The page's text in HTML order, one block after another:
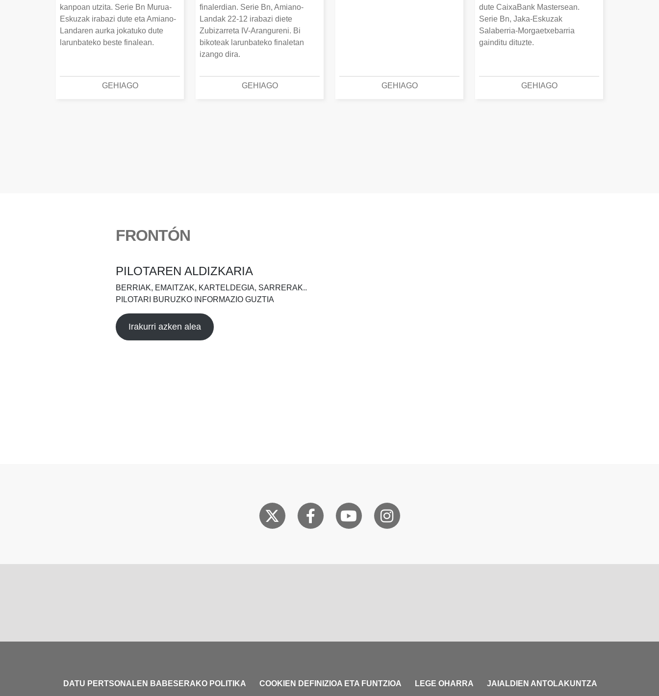
kanpoan utzita. Serie Bn Murua-
Eskuzak irabazi dute eta Amiano-
Landaren aurka jokatuko dute
larunbateko beste finalean.
GEHIAGO
finalerdian. Serie Bn, Amiano-
Landak 22-12 irabazi diete
Zubizarreta IV-Arangureni. Bi
bikoteak larunbateko finaletan
izango dira.
GEHIAGO GEHIAGO
dute CaixaBank Mastersean.
Serie Bn, Jaka-Eskuzak
Salaberria-Morgaetxebarria
gainditu dituzte.
GEHIAGO
FRONTÓN
PILOTAREN ALDIZKARIA
BERRIAK, EMAITZAK, KARTELDEGIA, SARRERAK..
PILOTARI BURUZKO INFORMAZIO GUZTIA
Irakurri azken alea
DATU PERTSONALEN BABESERAKO POLITIKA COOKIEN DEFINIZIOA ETA FUNTZIOA LEGE OHARRA JAIALDIEN ANTOLAKUNTZA